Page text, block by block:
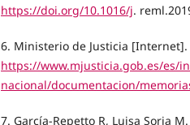
https://doi.org/10.1016/j.
6. Ministerio de Justicia
https://www.mjusticia.gob.es/es/
nacional/documentacion/
7. García-Repetto R, Luisa Soria